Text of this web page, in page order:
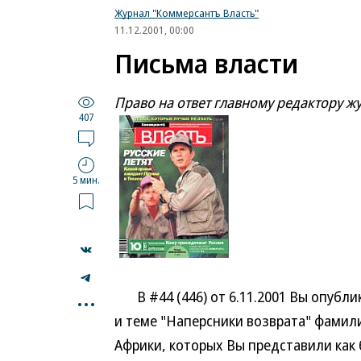
Журнал "Коммерсантъ Власть"
11.12.2001, 00:00
Письма власти
407
5 мин.
...
Право на ответ главному редактору
В #44 (446) от 6.11.2001 Вы
и теме "Наперсники возврата"
Африки, которых Вы представили